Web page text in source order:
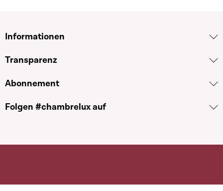
Informationen
Transparenz
Abonnement
Folgen #chambrelux auf